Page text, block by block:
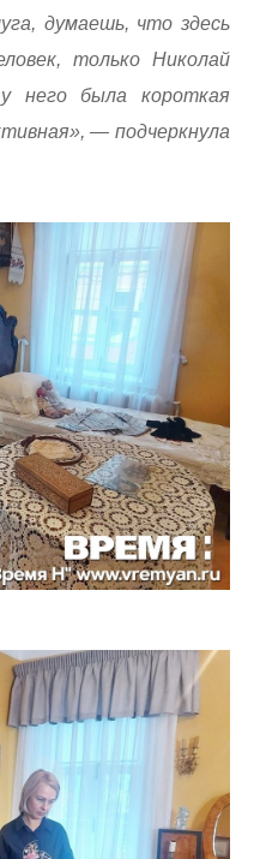
думаешь, что здесь
только Николай
него была короткая
— подчеркнула